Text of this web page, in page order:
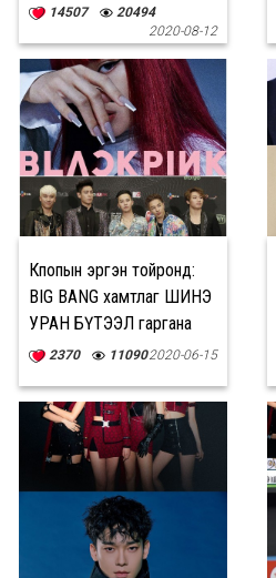
уран бүтээл тун удахгүй
14507
20494
2020-08-12
Кпопын эргэн тойронд:
BIG BANG хамтлаг ШИНЭ
УРАН БҮТЭЭЛ гаргана
2370 110902020-06-15